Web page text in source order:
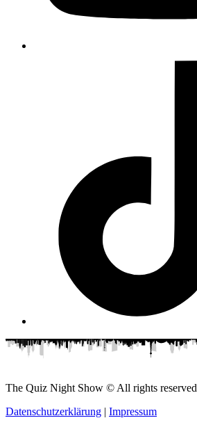
The Quiz Night Show © All rights reserved
Datenschutzerklärung | Impressum